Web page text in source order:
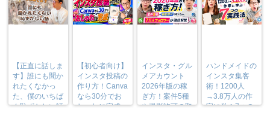
【正直に話しま
す】誰にも聞か
れたくなかっ
た、僕のいちば
ん恥ずかしい話
【初心者向け】
インスタ投稿の
作り方！Canva
なら30分でお
しゃれに完成
インスタ・グル
メアカウント
2026年版の稼
ぎ方！案件5種
や撮影許可の取
ハンドメイドの
インスタ集客
術！1200人
→3.8万人の作
家に学ぶ7つの